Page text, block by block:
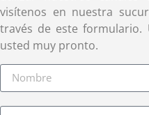
visítenos en nuestra
través de este formulario.
usted muy pronto.